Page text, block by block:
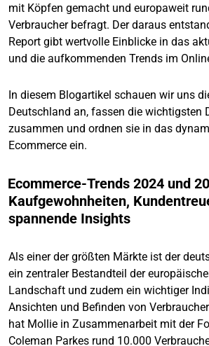
mit Köpfen gemacht und europaweit
Verbraucher befragt. Der daraus
Report gibt wertvolle Einblicke in das
und die aufkommenden Trends im
In diesem Blogartikel schauen wir uns
Deutschland an, fassen die wichtigsten
zusammen und ordnen sie in das
Ecommerce ein.
Ecommerce-Trends 2024 und
Kaufgewohnheiten,
spannende Insights
Als einer der größten Märkte ist der
ein zentraler Bestandteil der
Landschaft und zudem ein wichtiger
Ansichten und Befinden von
hat Mollie in Zusammenarbeit mit der
Coleman Parkes rund 10.000